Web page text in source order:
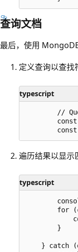
查询文档
最后，使用
定义查询以查找
typescript
//
遍历结果以显示
typescript
for
        }
} catch